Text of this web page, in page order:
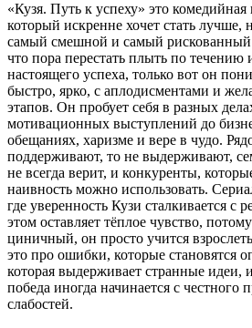
«Кузя. Путь к успеху» это комедийная
который искренне хочет стать лучше,
самый смешной и самый рискованный
что пора перестать плыть по течению
настоящего успеха, только вот он
быстро, ярко, с аплодисментами и
этапов. Он пробует себя в разных
мотивационных выступлений до
обещаниях, харизме и вере в чудо.
поддерживают, то не выдерживают,
не всегда верит, и конкуренты,
наивность можно использовать.
где уверенность Кузи сталкивается с
этом оставляет тёплое чувство,
циничный, он просто учится
это про ошибки, которые становятся
которая выдерживает странные идеи,
победа иногда начинается с честного
слабостей.